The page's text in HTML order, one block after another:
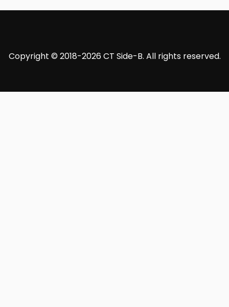
Copyright © 2018-2026 CT Side-B. All rights reserved.